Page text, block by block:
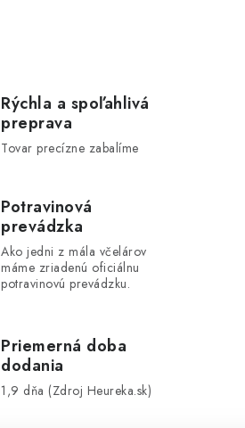
Rýchla a spoľahlivá
preprava
Tovar precízne zabalíme
Potravinová
prevádzka
Ako jedni z mála včelárov
máme zriadenú oficiálnu
potravinovú prevádzku.
Priemerná doba
dodania
1,9 dňa (Zdroj Heureka.sk)